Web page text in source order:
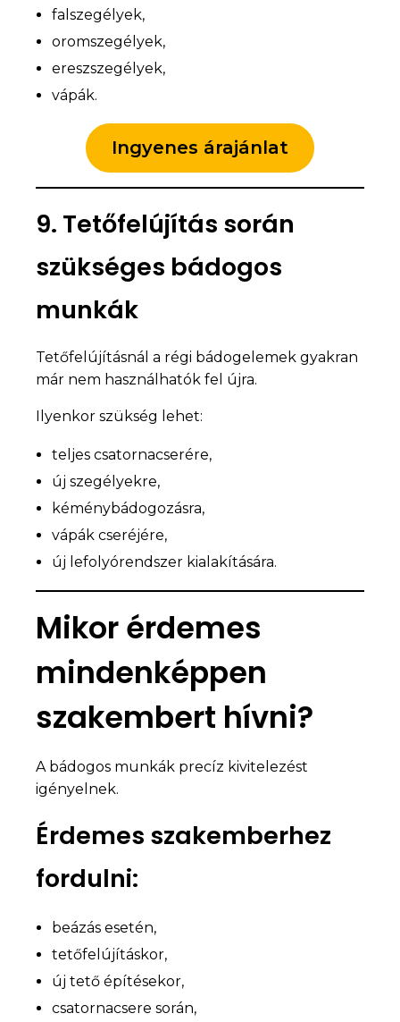
falszegélyek,
oromszegélyek,
ereszszegélyek,
vápák.
Ingyenes árajánlat
9. Tetőfelújítás során
szükséges bádogos
munkák
Tetőfelújításnál a régi bádogelemek gyakran
már nem használhatók fel újra.
Ilyenkor szükség lehet:
teljes csatornacserére,
új szegélyekre,
kéménybádogozásra,
vápák cseréjére,
új lefolyórendszer kialakítására.
Mikor érdemes
mindenképpen
szakembert hívni?
A bádogos munkák precíz kivitelezést
igényelnek.
Érdemes szakemberhez
fordulni:
beázás esetén,
tetőfelújításkor,
új tető építésekor,
csatornacsere során,